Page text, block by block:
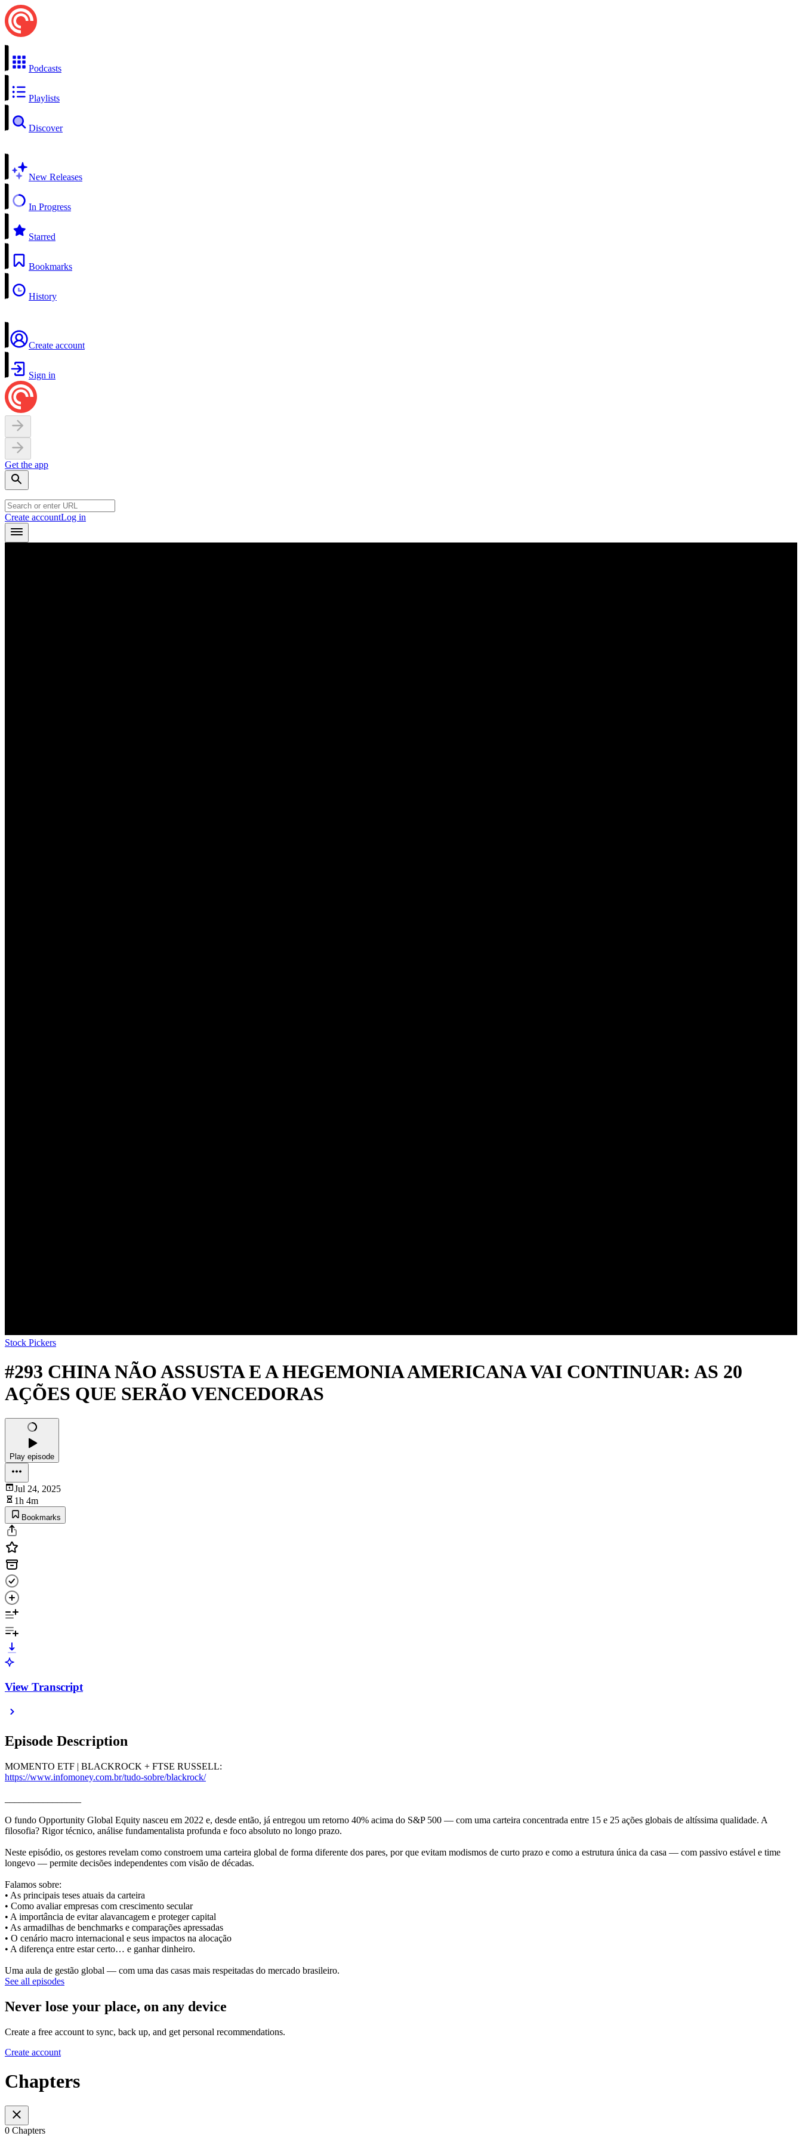
Podcasts
Playlists
Discover
New Releases
In Progress
Starred
Bookmarks
History
Create account
Sign in
Get the app
Create accountLog in
Stock Pickers
#293 CHINA NÃO ASSUSTA E A HEGEMONIA AMERICANA VAI CONTINUAR: AS 20
AÇÕES QUE SERÃO VENCEDORAS
Play episode
Jul 24, 2025
1h 4m
Bookmarks
View Transcript
Episode Description
MOMENTO ETF | BLACKROCK + FTSE RUSSELL:
https://www.infomoney.com.br/tudo-sobre/blackrock/
O fundo Opportunity Global Equity nasceu em 2022 e, desde então, já entregou um retorno 40% acima do S&P 500 — com uma carteira concentrada entre 15 e 25 ações globais de altíssima qualidade. A
filosofia? Rigor técnico, análise fundamentalista profunda e foco absoluto no longo prazo.
Neste episódio, os gestores revelam como constroem uma carteira global de forma diferente dos pares, por que evitam modismos de curto prazo e como a estrutura única da casa — com passivo estável e time
longevo — permite decisões independentes com visão de décadas.
Falamos sobre:
• As principais teses atuais da carteira
• Como avaliar empresas com crescimento secular
• A importância de evitar alavancagem e proteger capital
• As armadilhas de benchmarks e comparações apressadas
• O cenário macro internacional e seus impactos na alocação
• A diferença entre estar certo… e ganhar dinheiro.
Uma aula de gestão global — com uma das casas mais respeitadas do mercado brasileiro.
See all episodes
Never lose your place, on any device
Create a free account to sync, back up, and get personal recommendations.
Create account
Chapters
0 Chapters